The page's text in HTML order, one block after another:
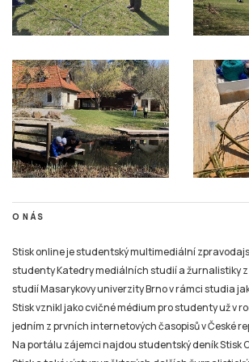
O NÁS
Stisk online je studentský multimediální
studenty Katedry mediálních studií a žurnalistiky
studií Masarykovy univerzity Brno v rámci studia
Stisk vznikl jako cvičné médium pro studenty už v
jedním z prvních internetových časopisů v České
Na portálu zájemci najdou studentský deník Stisk